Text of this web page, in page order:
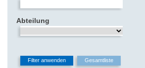
Abteilung